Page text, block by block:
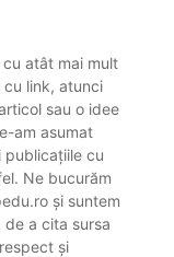
atât mai mult
link, atunci
sau o idee
am asumat
publicațiile cu
Ne bucurăm
și suntem
a cita sursa
și